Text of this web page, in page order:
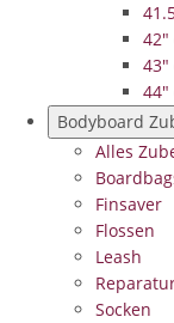
42"
43"
44"
Bodyboard
Alles
Finsaver
Flossen
Leash
Socken